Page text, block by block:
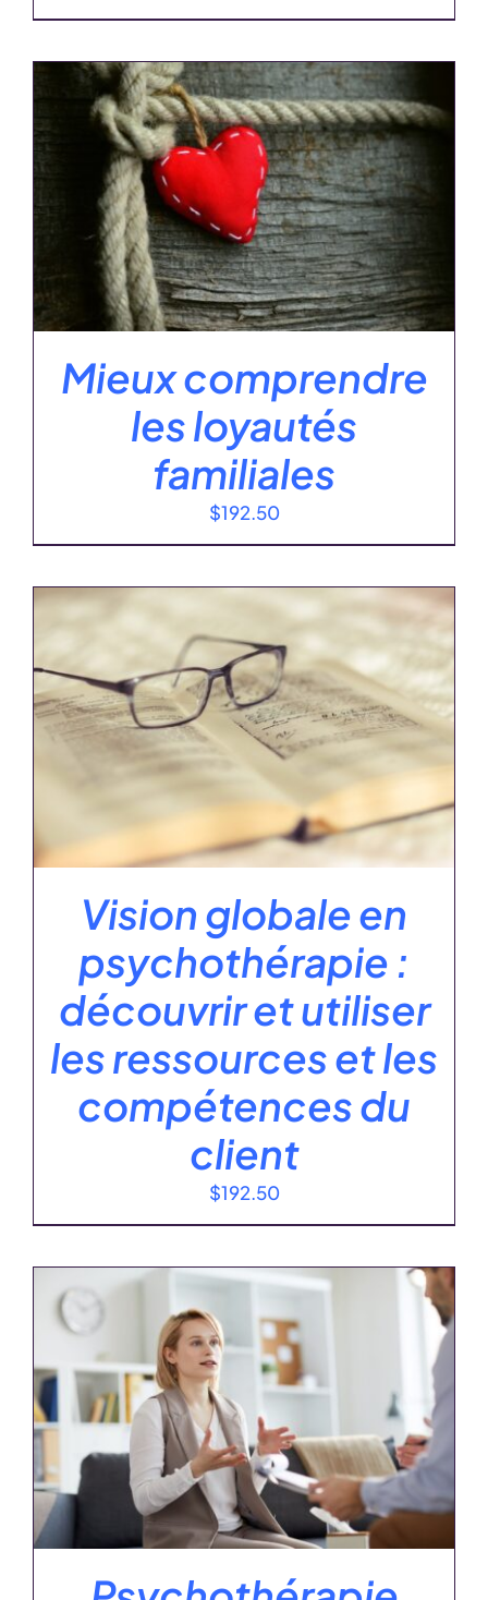
Mieux comprendre
les loyautés
familiales
$192.50
Vision globale en
psychothérapie :
découvrir et utiliser
les ressources et les
compétences du
client
$192.50